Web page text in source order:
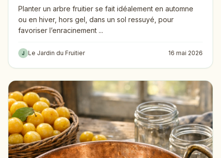
Planter un arbre fruitier se fait idéalement en automne
ou en hiver, hors gel, dans un sol ressuyé, pour
favoriser l’enracinement ...
J Le Jardin du Fruitier 16 mai 2026